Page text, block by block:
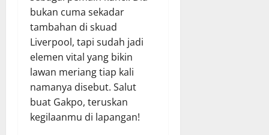
bukan cuma sekadar
tambahan di skuad
Liverpool, tapi sudah jadi
elemen vital yang bikin
lawan meriang tiap kali
namanya disebut. Salut
buat Gakpo, teruskan
kegilaanmu di lapangan!